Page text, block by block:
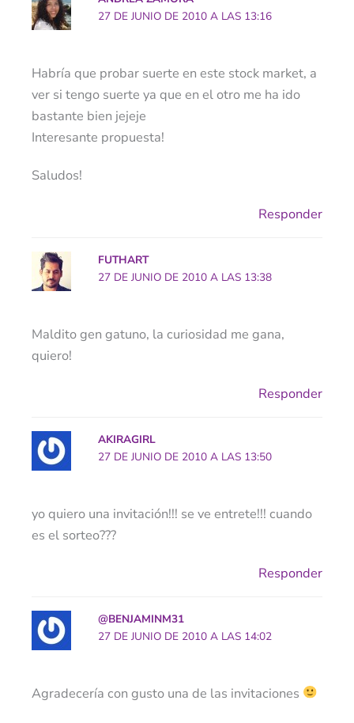
27 DE JUNIO DE 2010 A LAS 13:16
Habría que probar suerte en este stock market, a
ver si tengo suerte ya que en el otro me ha ido
bastante bien jejeje
Interesante propuesta!
Saludos!
Responder
FUTHART
27 DE JUNIO DE 2010 A LAS 13:38
Maldito gen gatuno, la curiosidad me gana,
quiero!
Responder
AKIRAGIRL
27 DE JUNIO DE 2010 A LAS 13:50
yo quiero una invitación!!! se ve entrete!!! cuando
es el sorteo???
Responder
@BENJAMINM31
27 DE JUNIO DE 2010 A LAS 14:02
Agradecería con gusto una de las invitaciones